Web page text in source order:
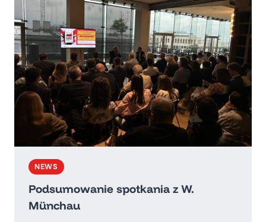
ZAPRASZAMY!
NEWS
Podsumowanie spotkania z W.
Münchau